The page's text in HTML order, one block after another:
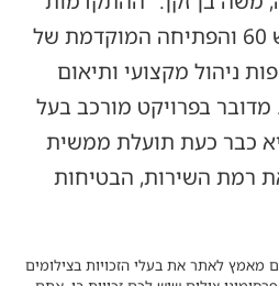
המהירה בפרויקט כביש 60 והפתיחה המוקדמת של
ניהול מקצועי ותיאום
מדובר בפרויקט מורכב בעל
כבר כעת תועלת ממשית
רמת השירות, הבטיחות
מאמץ לאתר את בעלי הזכויות בצילומים